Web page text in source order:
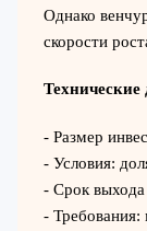
Однако
скорости
Технические
- Размер
- Условия:
- Срок выхода
- Требования: